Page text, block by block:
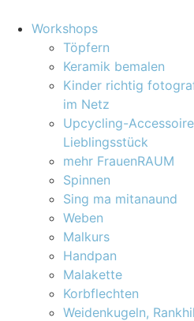
Workshops
Töpfern
Keramik bemalen
Kinder richtig
im Netz
Upcycling-
Lieblingsstück
mehr FrauenRAUM
Spinnen
Sing ma mitanaund
Weben
Malkurs
Handpan
Malakette
Korbflechten
Weidenkugeln,